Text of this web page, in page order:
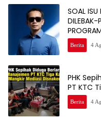
SOAL
DILEBAK-
Berita 4
PHK
PT KTC
Berita 4